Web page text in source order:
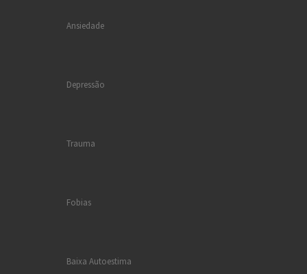
Ansiedade
Depressão
Trauma
Fobias
Baixa Autoestima